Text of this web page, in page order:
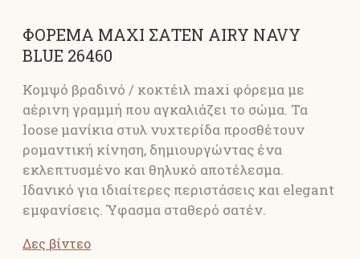
ΦΟΡΕΜΑ MAXI ΣΑΤΕΝ AIRY NAVY
BLUE 26460
Κομψό βραδινό / κοκτέιλ maxi φόρεμα με
αέρινη γραμμή που αγκαλιάζει το σώμα. Τα
loose μανίκια στυλ νυχτερίδα προσθέτουν
ρομαντική κίνηση, δημιουργώντας ένα
εκλεπτυσμένο και θηλυκό αποτέλεσμα.
Ιδανικό για ιδιαίτερες περιστάσεις και elegant
εμφανίσεις. Ύφασμα σταθερό σατέν.
Δες βίντεο